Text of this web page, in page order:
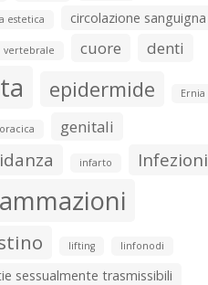
estetica circolazione sanguigna
vertebrale cuore denti
epidermide Ernia
genitali
infarto Infezioni
lifting linfonodi
sessualmente trasmissibili